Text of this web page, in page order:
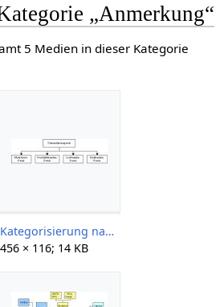
„Anmerkung“
5 Medien in dieser Kategorie
Kategorisierung nach Benutzerrolle.jpg
456 × 116; 14 KB